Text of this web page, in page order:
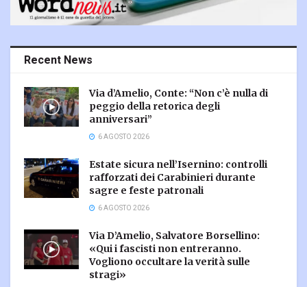
Recent News
Via d’Amelio, Conte: “Non c’è nulla di
peggio della retorica degli
anniversari”
6 AGOSTO 2026
Estate sicura nell’Isernino: controlli
rafforzati dei Carabinieri durante
sagre e feste patronali
6 AGOSTO 2026
Via D’Amelio, Salvatore Borsellino:
«Qui i fascisti non entreranno.
Vogliono occultare la verità sulle
stragi»